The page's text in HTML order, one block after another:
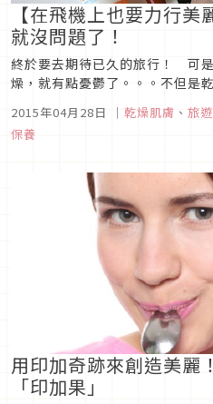
【在飛機上也要力行
就沒問題了！
終於要去期待已久的旅行！ 可
燥，就有點憂鬱了。。。不但是
的方法，讓你在到達目的地之後
也輕鬆美容，還可以順便紓壓呢
2015年04月28日 ｜ 乾燥肌膚 、 旅遊
保養
用印加奇跡來創造美麗
「印加果」